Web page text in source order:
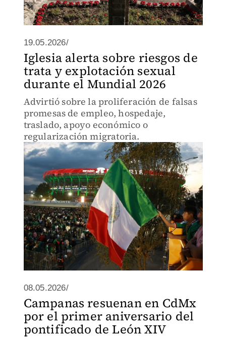
19.05.2026/
Iglesia alerta sobre riesgos de
trata y explotación sexual
durante el Mundial 2026
Advirtió sobre la proliferación de falsas
promesas de empleo, hospedaje,
traslado, apoyo económico o
regularización migratoria.
08.05.2026/
Campanas resuenan en CdMx
por el primer aniversario del
pontificado de León XIV